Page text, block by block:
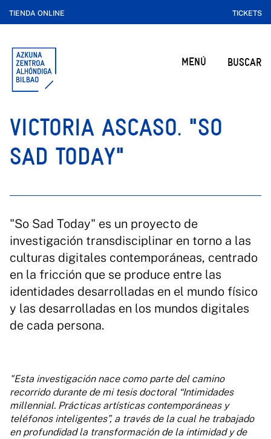
TIENDA ONLINE TICKETS
MENÚ BUSCAR
VICTORIA ASCASO. "SO
SAD TODAY"
"So Sad Today" es un proyecto de
investigación transdisciplinar en torno a las
culturas digitales contemporáneas, centrado
en la fricción que se produce entre las
identidades desarrolladas en el mundo físico
y las desarrolladas en los mundos digitales
de cada persona.
"Esta investigación nace como parte del camino
recorrido durante de mi tesis doctoral “Intimidades
millennial. Prácticas artísticas contemporáneas y
teléfonos inteligentes”, a través de la cual he trabajado
en profundidad la transformación de la intimidad y de